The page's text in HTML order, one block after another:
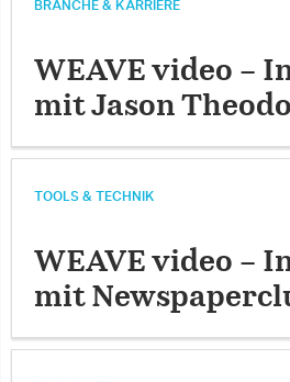
BRANCHE & KARRIERE
WEAVE video –
mit Jason
TOOLS & TECHNIK
WEAVE video –
mit